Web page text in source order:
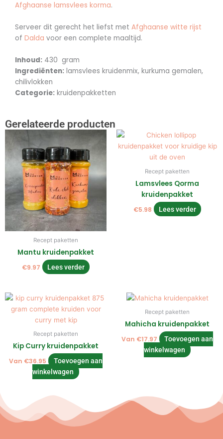
Afghaanse lamsvlees korma.
Serveer dit gerecht het liefst met Afghaanse witte rijst
of Dalda voor een complete maaltijd.
Inhoud: 430 gram
Ingrediënten: lamsvlees kruidenmix, kurkuma gemalen,
chilivlokken
Categorie: kruidenpakketten
Gerelateerde producten
Recept paketten
Mantu kruidenpakket
€9.97 Lees verder
Recept paketten
Lamsvlees Qorma
kruidenpakket
€5.98 Lees verder
Recept paketten
Kip Curry kruidenpakket
Van €36.95
Toevoegen aan
winkelwagen
Recept paketten
Mahicha kruidenpakket
Van €17.97
Toevoegen aan
winkelwagen